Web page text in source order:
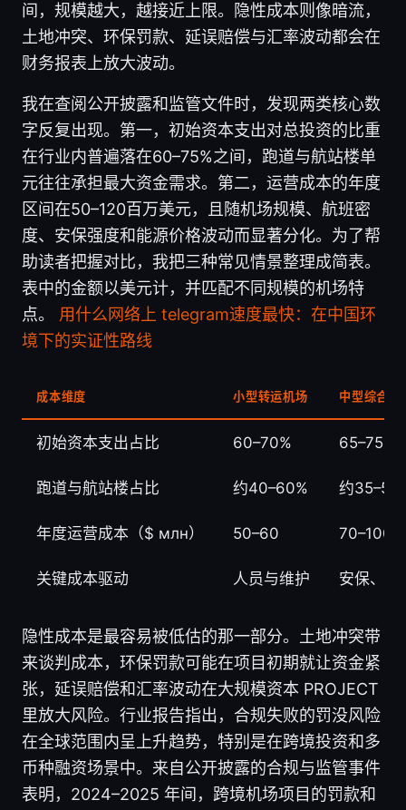
间，规模越大，越接近上限。隐性成本则像暗流，
土地冲突、环保罚款、延误赔偿与汇率波动都会在
财务报表上放大波动。
我在查阅公开披露和监管文件时，发现两类核心数
字反复出现。第一，初始资本支出对总投资的比重
在行业内普遍落在60–75%之间，跑道与航站楼单
元往往承担最大资金需求。第二，运营成本的年度
区间在50–120百万美元，且随机场规模、航班密
度、安保强度和能源价格波动而显著分化。为了帮
助读者把握对比，我把三种常见情景整理成简表。
表中的金额以美元计，并匹配不同规模的机场特
点。 用什么网络上 telegram速度最快：在中国环
境下的实证性路线
成本维度 小型转运机场 中型综合机
初始资本支出占比 60–70% 65–75%
跑道与航站楼占比 约40–60% 约
年度运营成本（$ млн） 50–60 70–100
关键成本驱动 人员与维护 安保、能
隐性成本是最容易被低估的那一部分。土地冲突带
来谈判成本，环保罚款可能在项目初期就让资金紧
张，延误赔偿和汇率波动在大规模资本 PROJECT
里放大风险。行业报告指出，合规失败的罚没风险
在全球范围内呈上升趋势，特别是在跨境投资和多
币种融资场景中。来自公开披露的合规与监管事件
表明，2024–2025 年间，跨境机场项目的罚款和